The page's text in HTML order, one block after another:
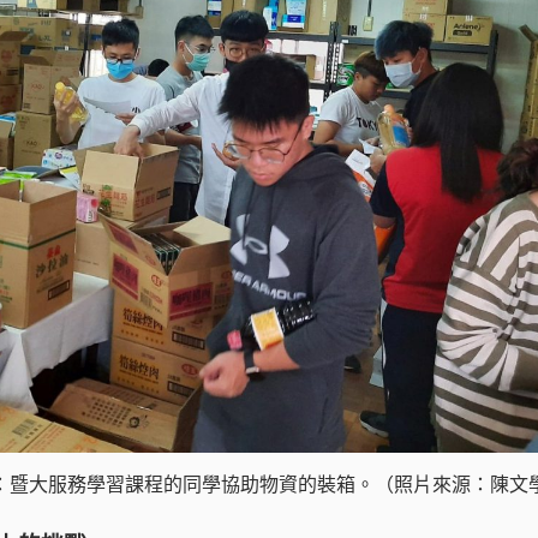
暨大服務學習課程的同學協助物資的裝箱。（照片來源：陳文